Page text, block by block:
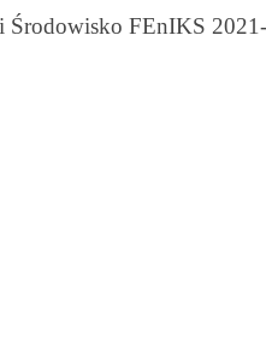
Środowisko FEnIKS